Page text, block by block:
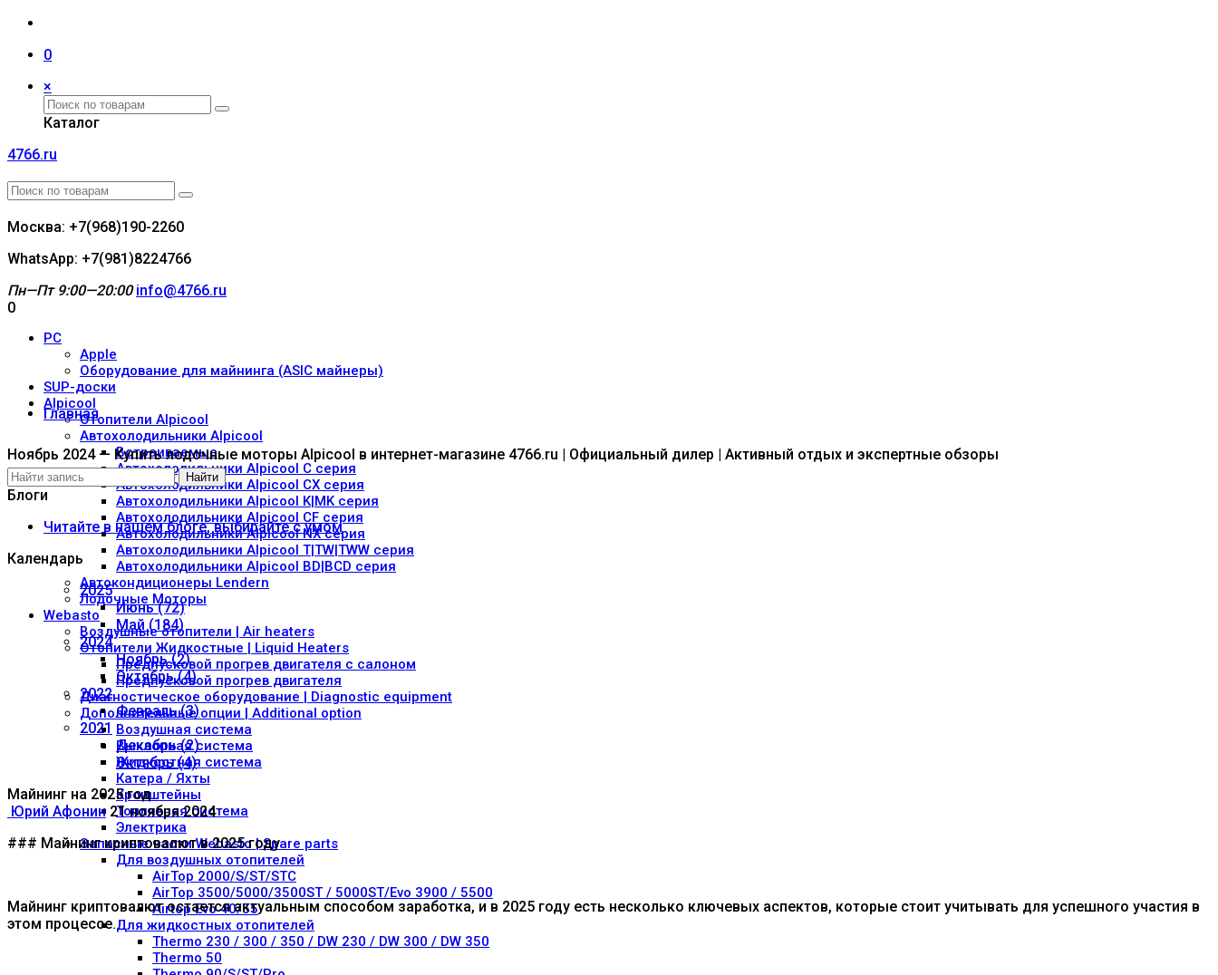
0
×
Каталог
4766.ru
Москва: +7(968)190-2260
WhatsApp: +7(981)8224766
Пн—Пт 9:00—20:00 info@4766.ru
0
PC
Apple
Оборудование для майнинга (ASIC майнеры)
SUP-доски
Alpicool
Отопители Alpicool
Автохолодильники Alpicool
Встраиваемые
Автохолодильники Alpicool C серия
Автохолодильники Alpicool CX серия
Автохолодильники Alpicool K|MK серия
Автохолодильники Alpicool CF серия
Автохолодильники Alpicool NX серия
Автохолодильники Alpicool T|TW|TWW серия
Автохолодильники Alpicool BD|BCD серия
Автокондиционеры Lendern
Лодочные Моторы
Webasto
Воздушные отопители | Air heaters
Отопители Жидкостные | Liquid Heaters
Предпусковой прогрев двигателя с салоном
Предпусковой прогрев двигателя
Диагностическое оборудование | Diagnostic equipment
Дополнительные опции | Additional option
Воздушная система
Выхлопная система
Жидкостная система
Катера / Яхты
Кронштейны
Топливная система
Электрика
Запасные части Webasto | Spare parts
Для воздушных отопителей
AirTop 2000/S/ST/STC
AirTop 3500/5000/3500ST / 5000ST/Evo 3900 / 5500
Airtop Evo 40/55
Для жидкостных отопителей
Thermo 230 / 300 / 350 / DW 230 / DW 300 / DW 350
Thermo 50
Главная
Ноябрь 2024 — Купить лодочные моторы Alpicool в интернет-магазине 4766.ru | Официальный дилер | Активный отдых и экспертные обзоры
Найти
Блоги
Читайте в нашем блоге, выбирайте с умом
Календарь
2025
Июнь (72)
Май (184)
2024
Ноябрь (2)
Октябрь (4)
2022
Февраль (3)
2021
Декабрь (2)
Октябрь (4)
Майнинг на 2025 год
Юрий Афонин 21 ноября 2024
### Майнинг криптовалют в 2025 году
Майнинг криптовалют остается актуальным способом заработка, и в 2025 году есть несколько ключевых аспектов, которые стоит учитывать для успешного участия в
этом процессе.